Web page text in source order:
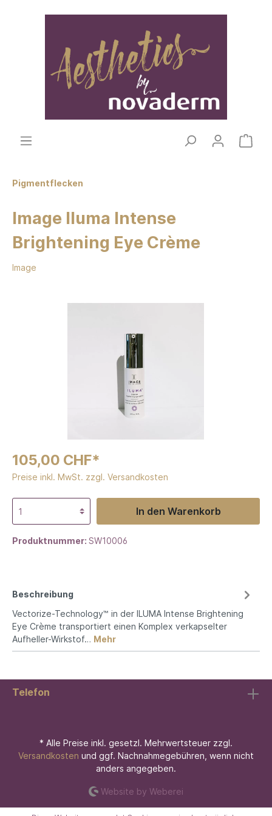
Pigmentflecken
Image Iluma Intense
Brightening Eye Crème
Image
105,00 CHF*
Preise inkl. MwSt. zzgl. Versandkosten
In den Warenkorb
Produktnummer: SW10006
Beschreibung
Vectorize-Technology™ in der ILUMA Intense Brightening
Eye Crème transportiert einen Komplex verkapselter
Aufheller-Wirkstof… Mehr
Telefon
* Alle Preise inkl. gesetzl. Mehrwertsteuer zzgl.
Versandkosten und ggf. Nachnahmegebühren, wenn nicht
anders angegeben.
Website by Weberei